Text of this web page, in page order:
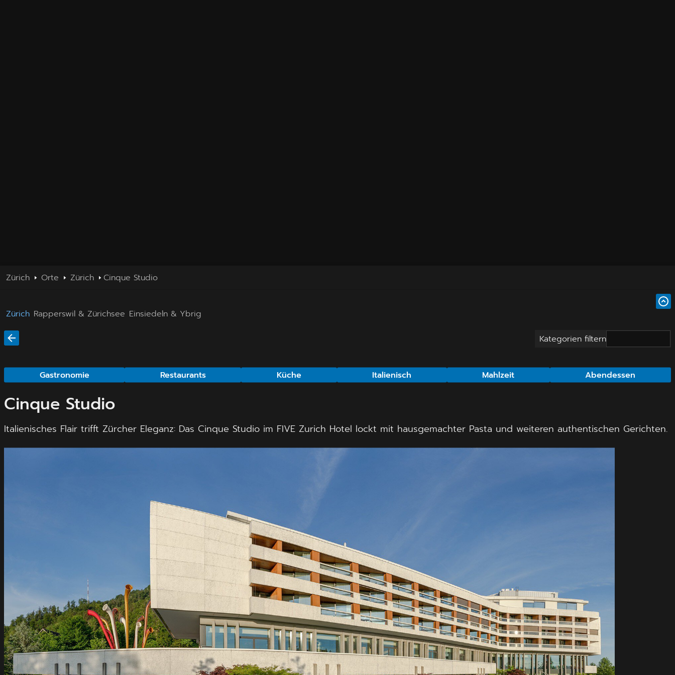
Zürich Orte Zürich Cinque Studio
Zürich Rapperswil & Zürichsee Einsiedeln & Ybrig
Kategorien filtern
Gastronomie Restaurants Küche Italienisch Mahlzeit Abendessen
Cinque Studio
Italienisches Flair trifft Zürcher Eleganz: Das Cinque Studio im FIVE Zurich Hotel lockt mit hausgemachter Pasta und weiteren authentischen Gerichten.